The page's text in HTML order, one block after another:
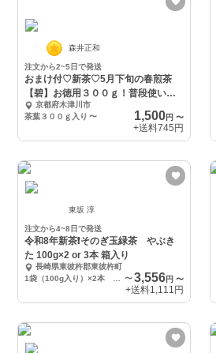
森井正和
注文から2~5日で発送
おまけ付♡新茶♡5月下旬の春煎茶
【碧】お徳用３００ｇ！普段使い・
農薬不使用お茶
京都府木津川市
茶葉３００ｇ入り 〜 1,500円〜
+送料745円
東坂 淳
注文から4~8日で発送
令和8年新茶❗️そのぎ玉緑茶 やぶき
た 100g×2 or 3本 箱入り
長崎県東彼杵郡東彼杵町
〜 3,556円〜
+送料1,111円